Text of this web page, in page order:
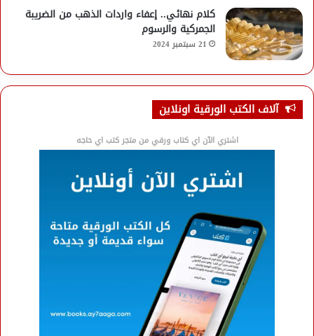
كلام نهائي.. إعفاء واردات الذهب من الضريبة
الجمركية والرسوم
21 سبتمبر 2024
آلاف الكتب الورقية اونلاين
اشتري الآن اي كتاب ورقي من متجر كتب اي حاجه